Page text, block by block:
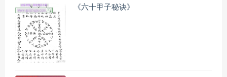
《六十甲子秘诀》